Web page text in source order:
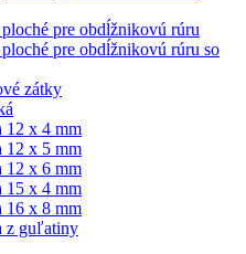
pre obdĺžnikovú rúru
pre obdĺžnikovú rúru so
zátky
12 x 4 mm
12 x 5 mm
12 x 6 mm
15 x 4 mm
16 x 8 mm
z guľatiny